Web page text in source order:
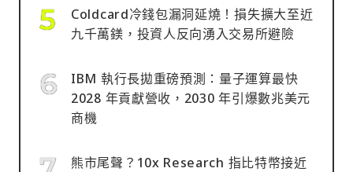
Coldcard冷錢包漏洞延燒！損失擴大至近
九千萬鎂，投資人反向湧入交易所避險
IBM 執行長拋重磅預測：量子運算最快
2028 年貢獻營收，2030 年引爆數兆美元
商機
熊市尾聲？10x Research 指比特幣接近